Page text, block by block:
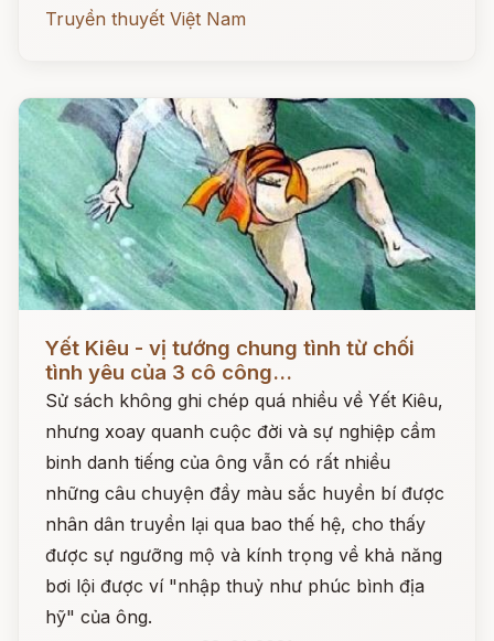
Truyền thuyết Việt Nam
Đọc ngay
Yết Kiêu - vị tướng chung tình từ chối
tình yêu của 3 cô công...
Sử sách không ghi chép quá nhiều về Yết Kiêu,
nhưng xoay quanh cuộc đời và sự nghiệp cầm
binh danh tiếng của ông vẫn có rất nhiều
những câu chuyện đầy màu sắc huyền bí được
nhân dân truyền lại qua bao thế hệ, cho thấy
được sự ngưỡng mộ và kính trọng về khả năng
bơi lội được ví "nhập thuỷ như phúc bình địa
hỹ" của ông.